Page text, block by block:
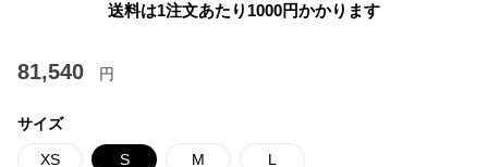
送料は1注文あたり 1000円かかります
81,540 円
サイズ
XS S M L